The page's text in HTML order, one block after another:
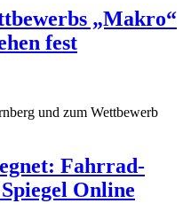
„Makro“
fest
und zum Wettbewerb
Fahrrad-
Online